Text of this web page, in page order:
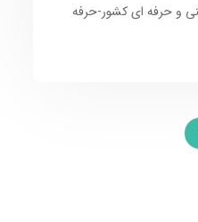
و حرفه ای کشور-حرفه